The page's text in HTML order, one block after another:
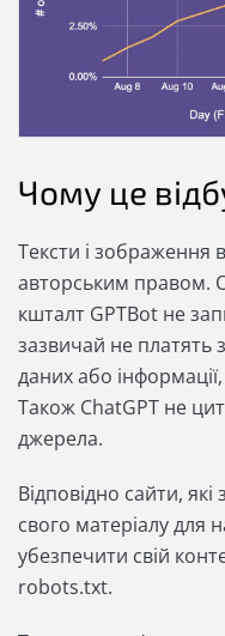
Чому це
Тексти і зображення
авторським правом.
кшталт GPTBot не
зазвичай не платять
даних або
Також ChatGPT не
джерела.
Відповідно сайти,
свого матеріалу для
убезпечити свій
robots.txt.